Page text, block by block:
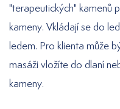
"terapeutických" kamenů
kameny. Vkládají se do
ledem. Pro klienta může
masáži vložíte do dlaní
kameny.